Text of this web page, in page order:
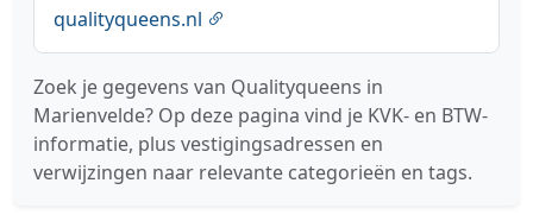
qualityqueens.nl
Zoek je gegevens van Qualityqueens in
Marienvelde? Op deze pagina vind je KVK- en BTW-
informatie, plus vestigingsadressen en
verwijzingen naar relevante categorieën en tags.